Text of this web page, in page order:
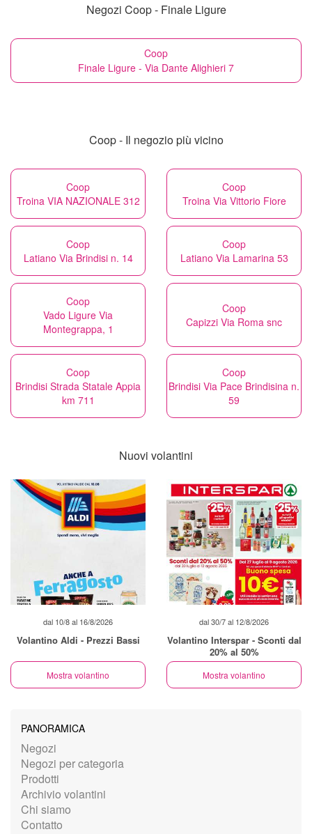
Negozi Coop - Finale Ligure
Coop
Finale Ligure - Via Dante Alighieri 7
Coop - Il negozio più vicino
Coop
Troina VIA NAZIONALE 312
Coop
Troina Via Vittorio Fiore
Coop
Latiano Via Brindisi n. 14
Coop
Latiano Via Lamarina 53
Coop
Vado Ligure Via
Montegrappa, 1
Coop
Capizzi Via Roma snc
Coop
Brindisi Strada Statale Appia
km 711
Coop
Brindisi Via Pace Brindisina n.
59
Nuovi volantini
dal 10/8 al 16/8/2026
Volantino Aldi - Prezzi Bassi
Mostra volantino
dal 30/7 al 12/8/2026
Volantino Interspar - Sconti dal
20% al 50%
Mostra volantino
PANORAMICA
Negozi
Negozi per categoria
Prodotti
Archivio volantini
Chi siamo
Contatto